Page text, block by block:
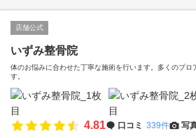
店舗公式
いずみ整骨院
体のお悩みに合わせた丁寧な施術を行います。多くのプロ
す。
4.81 口コミ 339件 写